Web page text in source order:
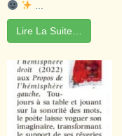
Lire La Suite…